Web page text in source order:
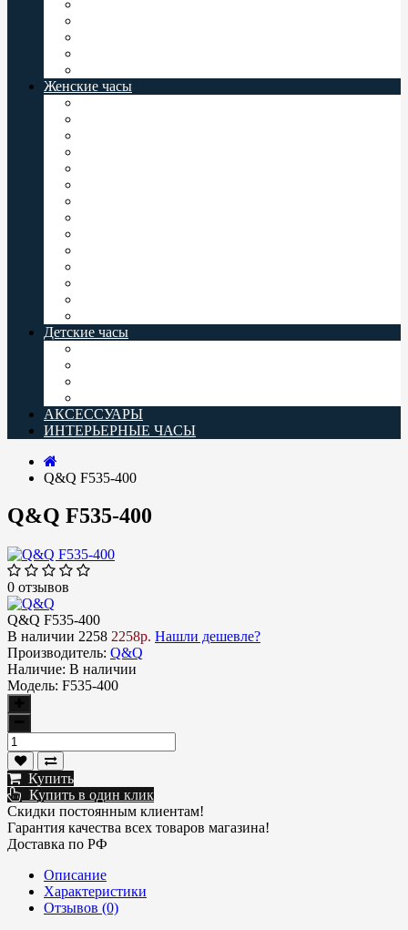
Женские часы
Детские часы
АКСЕССУАРЫ
ИНТЕРЬЕРНЫЕ ЧАСЫ
Q&Q F535-400
Q&Q F535-400
0 отзывов
Q&Q F535-400
В наличии 2258 2258р. Нашли дешевле?
Производитель: Q&Q
Наличие: В наличии
Модель: F535-400
Купить
Купить в один клик
Скидки постоянным клиентам!
Гарантия качества всех товаров магазина!
Доставка по РФ
Описание
Характеристики
Отзывов (0)